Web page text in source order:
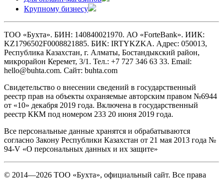
Крупному бизнесу
ТОО «Бухта». БИН: 140840021970. АО «ForteBank». ИИК:
KZ1796502F0008821885. БИК: IRTYKZKA. Адрес: 050013,
Республика Казахстан, г. Алматы, Бостандыкский район,
микрорайон Керемет, 3/1. Тел.: +7 727 346 63 33. Email:
hello@buhta.com. Сайт: buhta.com
Свидетельство о внесении сведений в государственный
реестр прав на объекты охраняемые авторским правом №6944
от «10» декабря 2019 года. Включена в государственный
реестр ККМ под номером 233 20 июня 2019 года.
Все персональные данные хранятся и обрабатываются
согласно Закону Республики Казахстан от 21 мая 2013 года №
94-V «О персональных данных и их защите»
© 2014—2026 ТОО «Бухта», официальный сайт. Все права